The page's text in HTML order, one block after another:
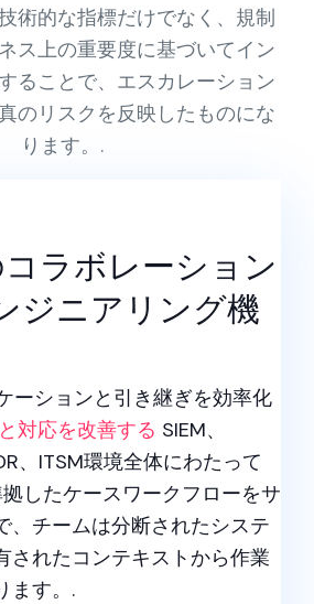
術的な指標だけでなく、規制
ス上の重要度に基づいてイン
ることで、エスカレーション
のリスクを反映したものにな
ります。.
ラボレーション
ジニアリング機
ーションと引き継ぎを効率化
対応を改善する SIEM、
、ITSM環境全体にわたって
したケースワークフローをサ
、チームは分断されたシステ
されたコンテキストから作業
ます。.